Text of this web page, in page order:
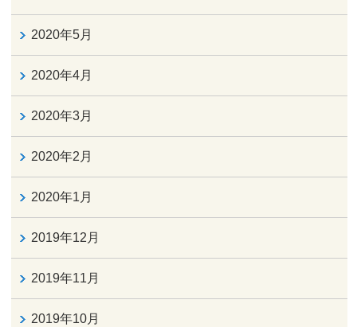
2020年5月
2020年4月
2020年3月
2020年2月
2020年1月
2019年12月
2019年11月
2019年10月